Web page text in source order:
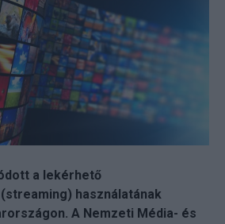
a lekérhető
használatának
A Nemzeti Média- és